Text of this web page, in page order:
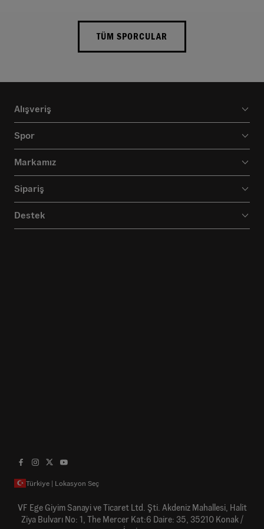
TÜM SPORCULAR
Alışveriş
Spor
Markamız
Sipariş
Destek
Türkiye | Lokasyon Seç
VF Ege Giyim Sanayi ve Ticaret Ltd. Şti. Akdeniz Mahallesi, Halit
Ziya Bulvarı No: 1, The Mercer Kat:6 Daire: 35, 35210 Konak /